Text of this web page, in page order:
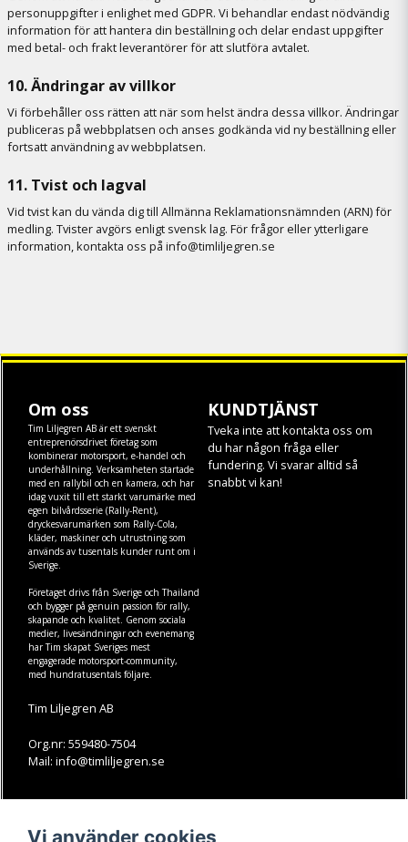
personuppgifter i enlighet med GDPR. Vi behandlar endast nödvändig
information för att hantera din beställning och delar endast uppgifter
med betal- och frakt leverantörer för att slutföra avtalet.
10. Ändringar av villkor
Vi förbehåller oss rätten att när som helst ändra dessa villkor. Ändringar
publiceras på webbplatsen och anses godkända vid ny beställning eller
fortsatt användning av webbplatsen.
11. Tvist och lagval
Vid tvist kan du vända dig till Allmänna Reklamationsnämnden (ARN) för
medling. Tvister avgörs enligt svensk lag. För frågor eller ytterligare
information, kontakta oss på info@timliljegren.se
Om oss
Tim Liljegren AB är ett svenskt
entreprenörsdrivet företag som
kombinerar motorsport, e-handel och
underhållning. Verksamheten startade
med en rallybil och en kamera, och har
idag vuxit till ett starkt varumärke med
egen bilvårdsserie (Rally-Rent),
dryckesvarumärken som Rally-Cola,
kläder, maskineroch utrustning som
används av tusentals kunder runt om i
Sverige.
Företaget drivs från Sverige och Thailand
och bygger på genuin passion för rally,
skapande och kvalitet. Genom sociala
medier, livesändningar och evenemang
har Tim skapat Sveriges mest
engagerade motorsport-community,
med hundratusentals följare.
Tim Liljegren AB
Org.nr: 559480-7504
Mail: info@timliljegren.se
KUNDTJÄNST
Tveka inte att kontakta oss om
du har någon fråga eller
fundering. Vi svarar alltid så
snabbt vi kan!
Vi använder cookies